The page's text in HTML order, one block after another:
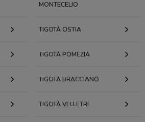
MONTECELIO
TIGOTÀ OSTIA
TIGOTÀ POMEZIA
TIGOTÀ BRACCIANO
TIGOTÀ VELLETRI